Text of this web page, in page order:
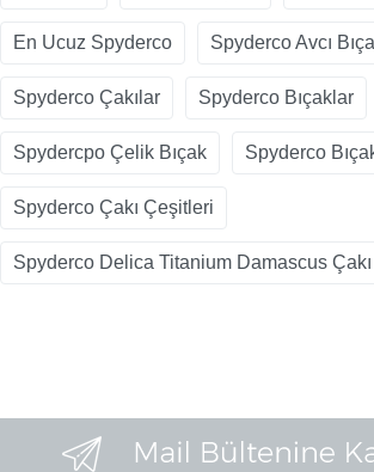
En Ucuz Spyderco Spyderco Avcı
Spyderco Çakılar Spyderco Bıçaklar
Spydercpo Çelik Bıçak Spyderco
Spyderco Çakı Çeşitleri
Spyderco Delica Titanium Damascus Çakı